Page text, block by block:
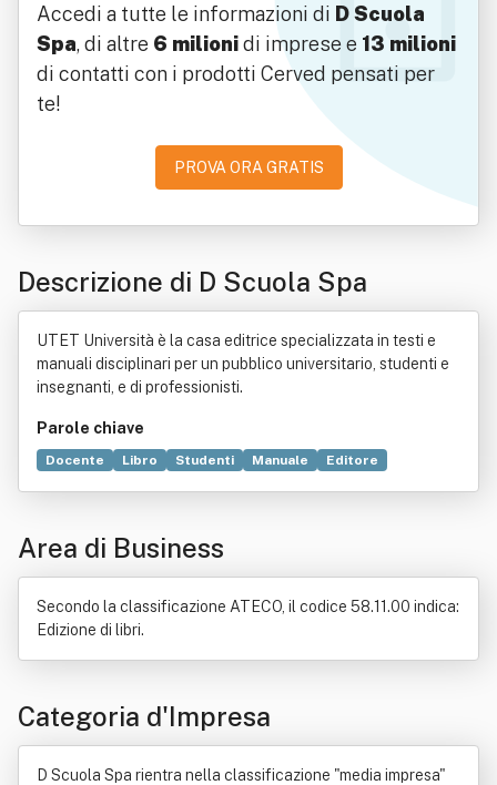
Accedi a tutte le informazioni di D Scuola
Spa, di altre 6 milionidi imprese e 13 milioni
di contatti con i prodotti Cerved pensati per
te!
PROVA ORA GRATIS
Descrizione di D Scuola Spa
UTET Università è la casa editrice specializzata in testi e
manuali disciplinari per un pubblico universitario, studenti e
insegnanti, e di professionisti.
Parole chiave
Docente Libro Studenti Manuale
Editore
UTET
Economia
Know-how
Area di Business
Secondo la classificazione ATECO, il codice 58.11.00 indica:
Edizione di libri.
Categoria d'Impresa
D Scuola Spa rientra nella classificazione "media impresa"